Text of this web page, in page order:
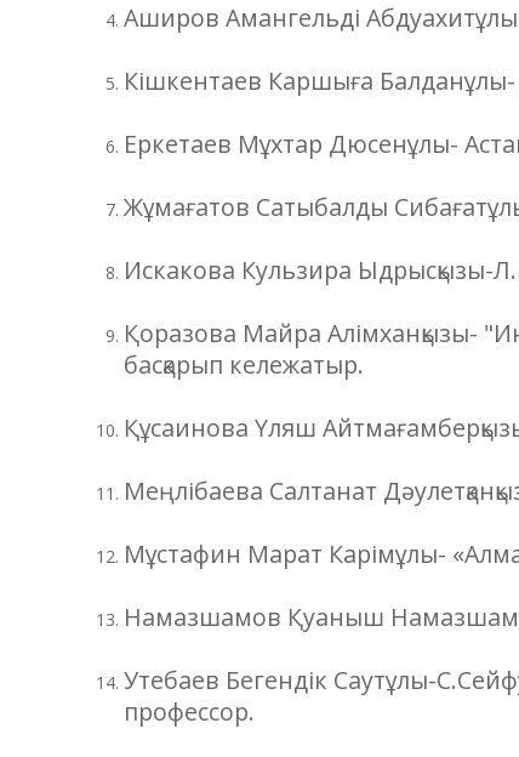
Аширов Амангельді Абдуахитұлы
Кішкентаев Каршыға Балданұлы-
Еркетаев Мұхтар Дюсенұлы-
Жұмағатов Сатыбалды
Искакова Кульзира Ыдрысқызы-
Қоразова Майра Алімханқызы-
басқарып кележатыр.
Құсаинова Үляш
Меңлібаева Салтанат
Мұстафин Марат Карімұлы-
Намазшамов Қуаныш
Утебаев Бегендік Саутұлы-
профессор.